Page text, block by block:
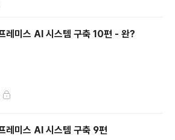
레미스 AI 시스템 구축 10편 - 완?
레미스 AI 시스템 구축 9편